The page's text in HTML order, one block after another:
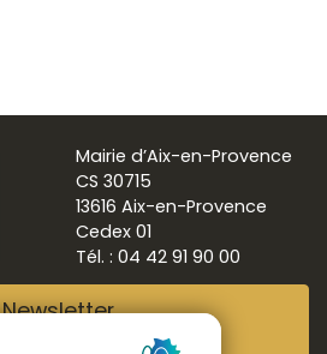
Mairie d’Aix-en-Provence
CS 30715
13616 Aix-en-Provence
Cedex 01
Tél. : 04 42 91 90 00
Newsletter